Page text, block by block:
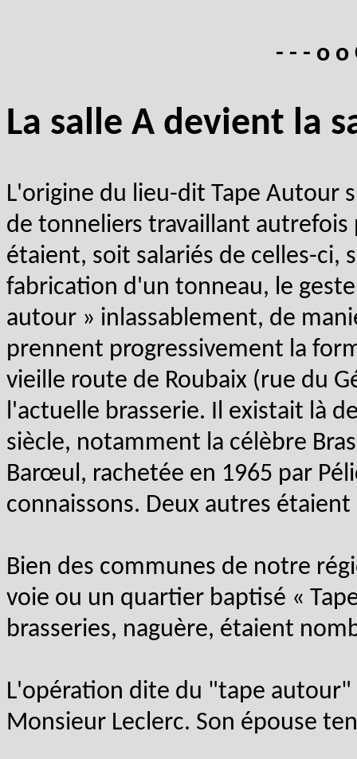
- - - o o
La salle A devient la
L'origine du lieu-dit Tape Autour
de tonneliers travaillant autrefois
étaient, soit salariés de celles-ci,
fabrication d'un tonneau, le
autour » inlassablement, de
prennent progressivement la
vieille route de Roubaix (rue du
l'actuelle brasserie. Il existait là
siècle, notamment la célèbre
Barœul, rachetée en 1965 par
connaissons. Deux autres
Bien des communes de notre
voie ou un quartier baptisé «
brasseries, naguère, étaient
L'opération dite du "tape autour"
Monsieur Leclerc. Son épouse